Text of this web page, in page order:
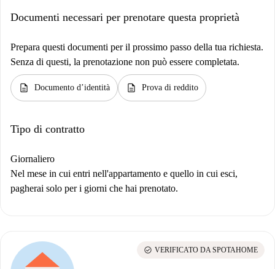
Documenti necessari per prenotare questa proprietà
Prepara questi documenti per il prossimo passo della tua richiesta.
Senza di questi, la prenotazione non può essere completata.
description Documento d’identità description Prova di reddito
Tipo di contratto
Giornaliero
Nel mese in cui entri nell'appartamento e quello in cui esci,
pagherai solo per i giorni che hai prenotato.
check_circle VERIFICATO DA SPOTAHOME